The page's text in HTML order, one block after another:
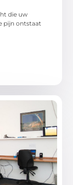
die uw
pijn ontstaat